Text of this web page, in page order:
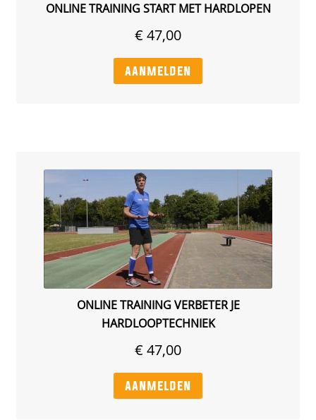
ONLINE TRAINING START MET HARDLOPEN
€47,00
aanmelden
ONLINE TRAINING VERBETER JE
HARDLOOPTECHNIEK
€47,00
aanmelden